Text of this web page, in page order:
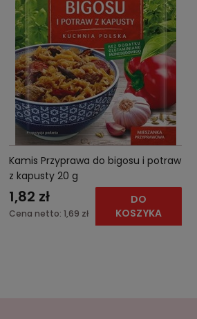
Kamis Przyprawa do bigosu i potraw
z kapusty 20 g
1,82 zł
Cena netto: 1,69 zł
DO
KOSZYKA